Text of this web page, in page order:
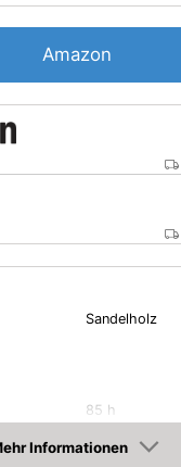
Amazon
Sandelholz
85 h
Informationen